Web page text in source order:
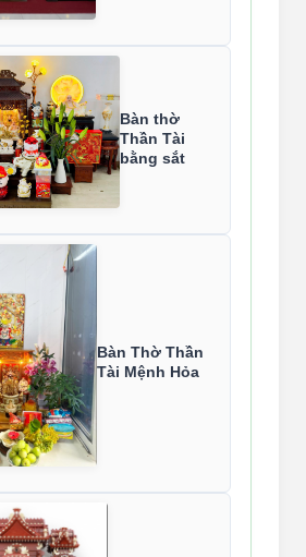
Bàn thờ
Thần Tài
bằng sắt
Bàn Thờ Thần
Tài Mệnh Hỏa